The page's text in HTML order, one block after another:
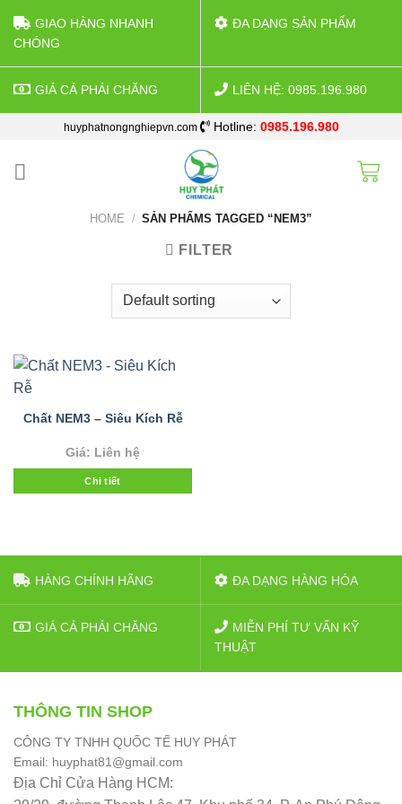
GIAO HÀNG NHANH
CHÓNG
ĐA DẠNG SẢN PHẨM
GIÁ CẢ PHẢI CHĂNG LIÊN HỆ: 0985.196.980
content
huyphatnongnghiepvn.com Hotline: 0985.196.980
HOME / SẢN PHẨMS TAGGED “NEM3”
FILTER
Chất NEM3 – Siêu Kích Rễ
Giá: Liên hệ
Chi tiết
HÀNG CHÍNH HÃNG ĐA DẠNG HÀNG HÓA
GIÁ CẢ PHẢI CHĂNG
MIỄN PHÍ TƯ VẤN KỸ
THUẬT
THÔNG TIN SHOP
CÔNG TY TNHH QUỐC TẾ HUY PHÁT
Email: huyphat81@gmail.com
Địa Chỉ Cửa Hàng HCM: